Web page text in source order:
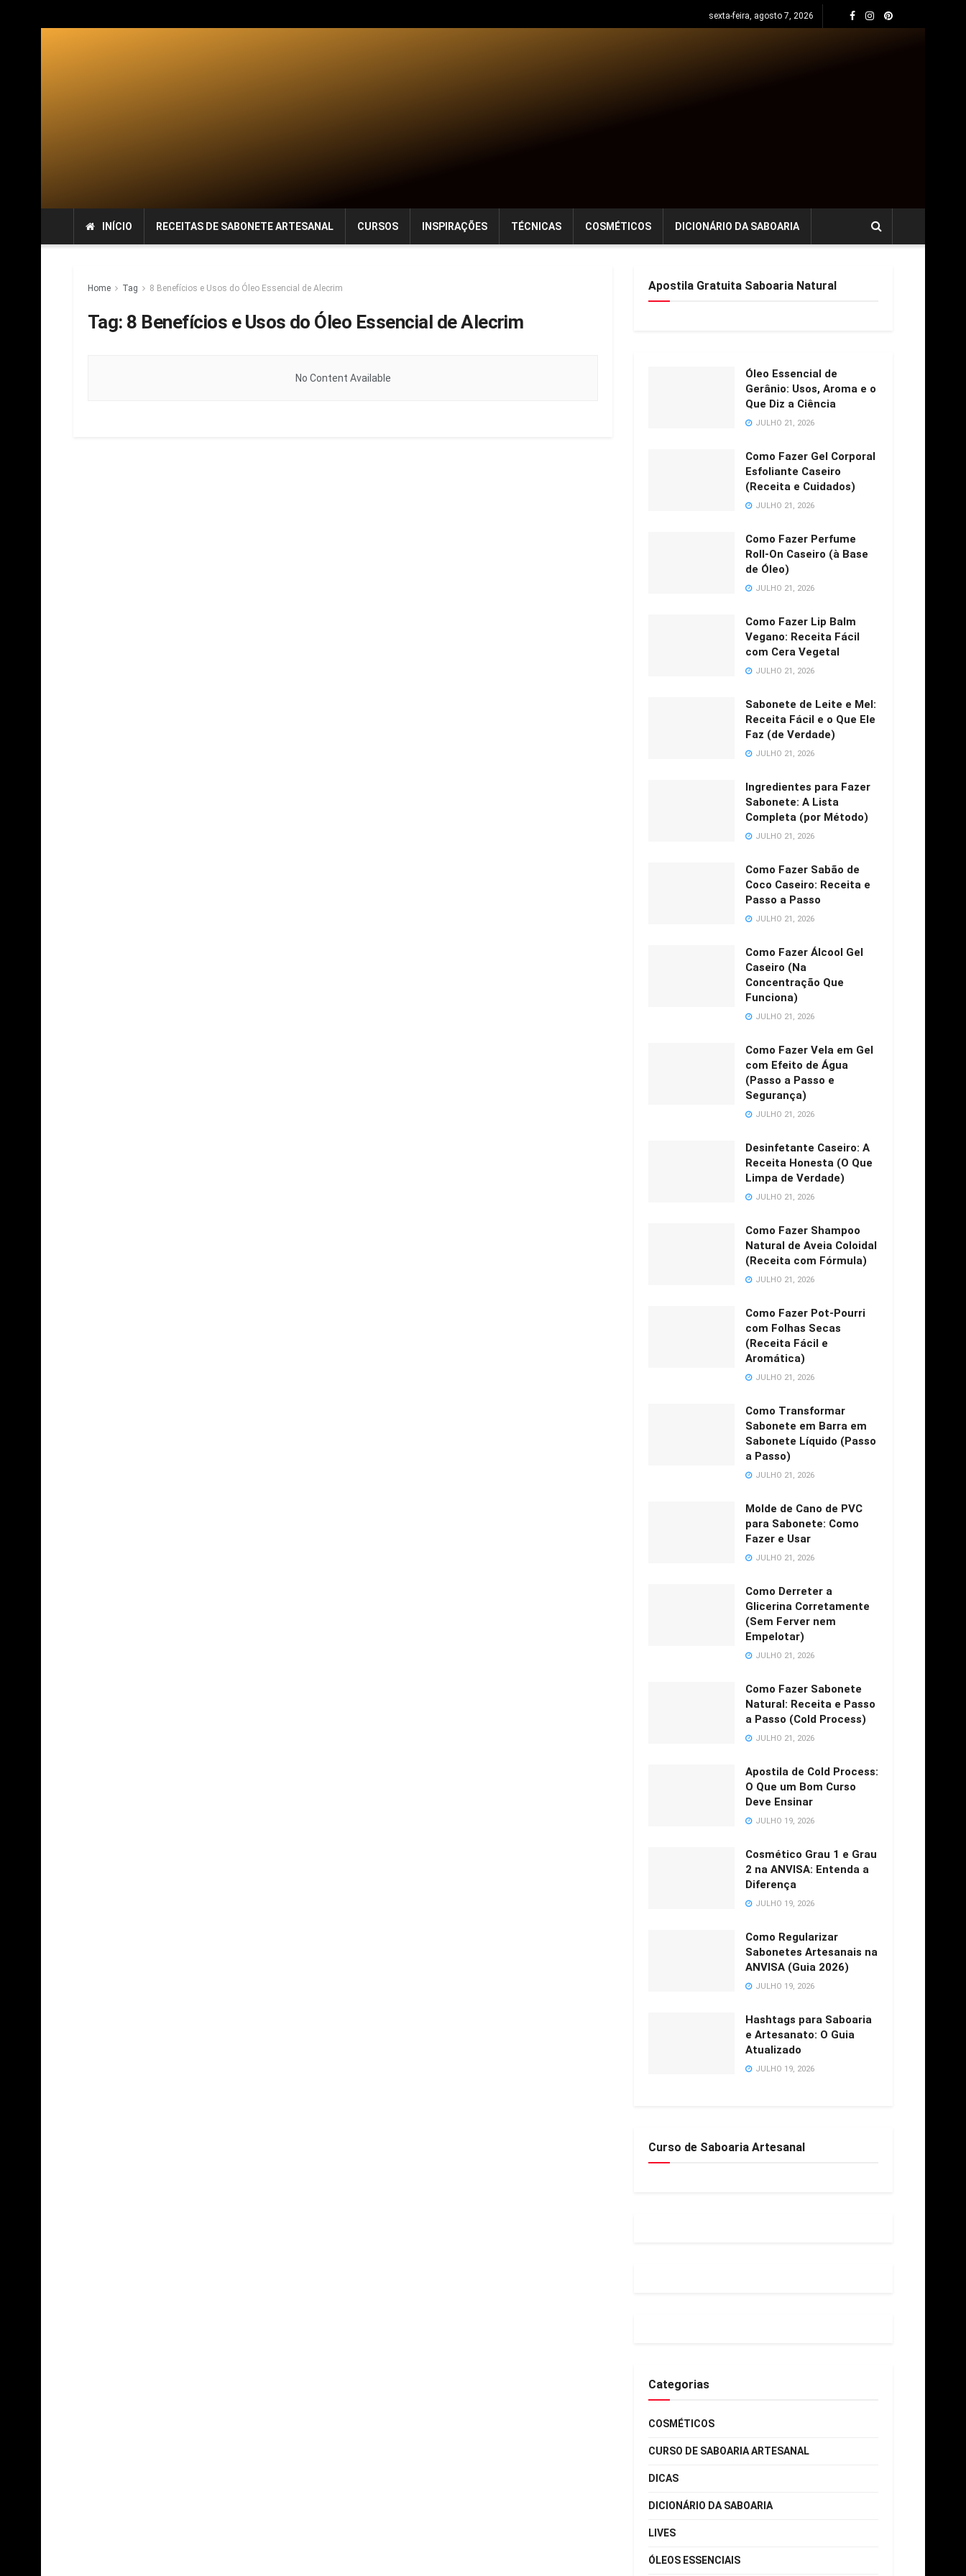
sexta-feira, agosto 7, 2026
INÍCIO RECEITAS DE SABONETE ARTESANAL CURSOS INSPIRAÇÕES TÉCNICAS COSMÉTICOS DICIONÁRIO DA SABOARIA
Home Tag 8 Benefícios e Usos do Óleo Essencial de Alecrim
Tag: 8 Benefícios e Usos do Óleo Essencial de Alecrim
No Content Available
Apostila Gratuita Saboaria Natural
Óleo Essencial de
Gerânio: Usos, Aroma e o
Que Diz a Ciência
JULHO 21, 2026
Como Fazer Gel Corporal
Esfoliante Caseiro
(Receita e Cuidados)
JULHO 21, 2026
Como Fazer Perfume
Roll-On Caseiro (à Base
de Óleo)
JULHO 21, 2026
Como Fazer Lip Balm
Vegano: Receita Fácil
com Cera Vegetal
JULHO 21, 2026
Sabonete de Leite e Mel:
Receita Fácil e o Que Ele
Faz (de Verdade)
JULHO 21, 2026
Ingredientes para Fazer
Sabonete: A Lista
Completa (por Método)
JULHO 21, 2026
Como Fazer Sabão de
Coco Caseiro: Receita e
Passo a Passo
JULHO 21, 2026
Como Fazer Álcool Gel
Caseiro (Na
Concentração Que
Funciona)
JULHO 21, 2026
Como Fazer Vela em Gel
com Efeito de Água
(Passo a Passo e
Segurança)
JULHO 21, 2026
Desinfetante Caseiro: A
Receita Honesta (O Que
Limpa de Verdade)
JULHO 21, 2026
Como Fazer Shampoo
Natural de Aveia Coloidal
(Receita com Fórmula)
JULHO 21, 2026
Como Fazer Pot-Pourri
com Folhas Secas
(Receita Fácil e
Aromática)
JULHO 21, 2026
Como Transformar
Sabonete em Barra em
Sabonete Líquido (Passo
a Passo)
JULHO 21, 2026
Molde de Cano de PVC
para Sabonete: Como
Fazer e Usar
JULHO 21, 2026
Como Derreter a
Glicerina Corretamente
(Sem Ferver nem
Empelotar)
JULHO 21, 2026
Como Fazer Sabonete
Natural: Receita e Passo
a Passo (Cold Process)
JULHO 21, 2026
Apostila de Cold Process:
O Que um Bom Curso
Deve Ensinar
JULHO 19, 2026
Cosmético Grau 1 e Grau
2 na ANVISA: Entenda a
Diferença
JULHO 19, 2026
Como Regularizar
Sabonetes Artesanais na
ANVISA (Guia 2026)
JULHO 19, 2026
Hashtags para Saboaria
e Artesanato: O Guia
Atualizado
JULHO 19, 2026
Curso de Saboaria Artesanal
Categorias
COSMÉTICOS
CURSO DE SABOARIA ARTESANAL
DICAS
DICIONÁRIO DA SABOARIA
LIVES
ÓLEOS ESSENCIAIS